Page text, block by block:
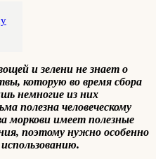
и зелени не знает о
которую во время сбора
немногие из них
полезна человеческому
моркови имеет полезные
поэтому нужно особенно